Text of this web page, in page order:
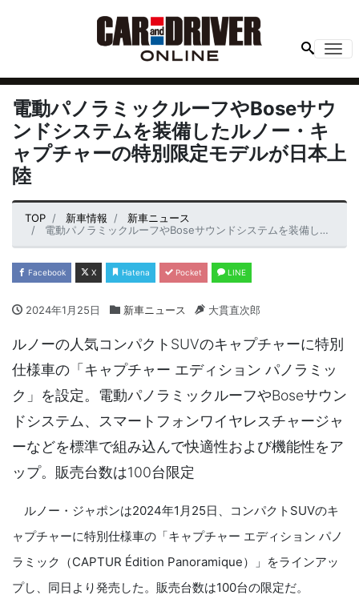
電動パノラミックルーフやBoseサウ
ンドシステムを装備したルノー・キ
ャプチャーの特別限定モデルが日本上
陸
TOP 新車情報
新車ニュース
電動パノラミックルーフやBoseサウンドシステムを装備したルノー・キャプチャーの特別限定モデルが日本上陸
Facebook X Hatena Pocket LINE
2024年1月25日 新車ニュース 大貫直次郎
ルノーの人気コンパクトSUVのキャプチャーに特別
仕様車の「キャプチャー エディション パノラミッ
ク」を設定。電動パノラミックルーフやBoseサウン
ドシステム、スマートフォンワイヤレスチャージャ
ーなどを標準で組み込んで快適性および機能性をア
ップ。販売台数は100台限定
ルノー・ジャポンは2024年1月25日、コンパクトSUVのキ
ャプチャーに特別仕様車の「キャプチャー エディション パノ
ラミック（CAPTUR Édition Panoramique）」をラインアッ
プし、同日より発売した。販売台数は100台の限定だ。